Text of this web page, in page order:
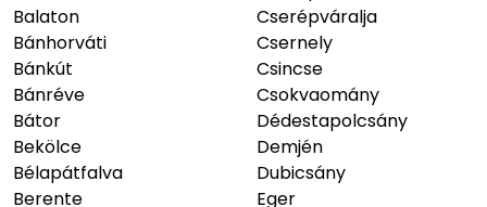
Balaton
Bánhorváti
Bánkút
Bánréve
Bátor
Bekölce
Bélapátfalva
Berente
Cserépváralja
Csernely
Csincse
Csokvaomány
Dédestapolcsány
Demjén
Dubicsány
Eger